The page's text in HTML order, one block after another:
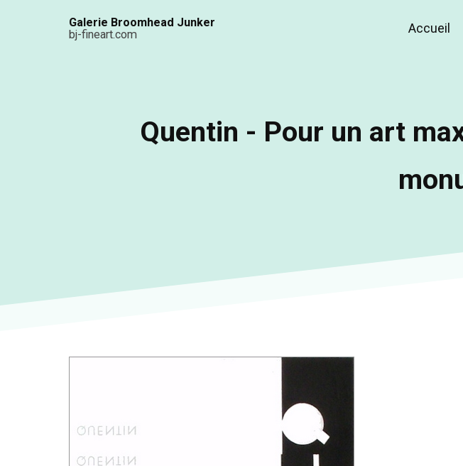
Galerie Broomhead Junker
bj-fineart.com
Main
Accueil
Quentin - Pour un art